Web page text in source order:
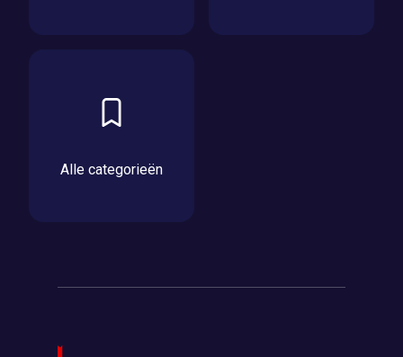
Alle categorieën